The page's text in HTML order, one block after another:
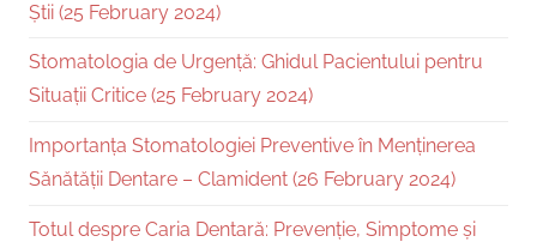
Știi (25 February 2024)
Stomatologia de Urgență: Ghidul Pacientului pentru
Situații Critice (25 February 2024)
Importanța Stomatologiei Preventive în Menținerea
Sănătății Dentare – Clamident (26 February 2024)
Totul despre Caria Dentară: Prevenție, Simptome și